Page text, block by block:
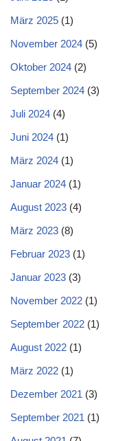
März 2025 (1)
November 2024 (5)
Oktober 2024 (2)
September 2024 (3)
Juli 2024 (4)
Juni 2024 (1)
März 2024 (1)
Januar 2024 (1)
August 2023 (4)
März 2023 (8)
Februar 2023 (1)
Januar 2023 (3)
November 2022 (1)
September 2022 (1)
August 2022 (1)
März 2022 (1)
Dezember 2021 (3)
September 2021 (1)